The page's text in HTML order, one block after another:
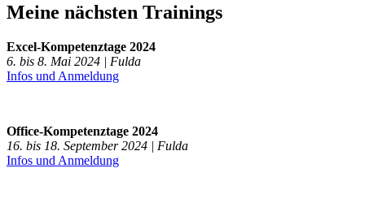
Meine nächsten Trainings
Excel-Kompetenztage 2024
6. bis 8. Mai 2024 | Fulda
Infos und Anmeldung
Office-Kompetenztage 2024
16. bis 18. September 2024 | Fulda
Infos und Anmeldung